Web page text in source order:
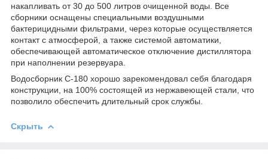
накапливать от 30 до 500 литров очищенной воды. Все
сборники оснащены специальными воздушными
бактерицидными фильтрами, через которые осуществляется
контакт с атмосферой, а также системой автоматики,
обеспечивающей автоматическое отключение дистиллятора
при наполнении резервуара.
Водосборник С-180 хорошо зарекомендовал себя благодаря
конструкции, на 100% состоящей из нержавеющей стали, что
позволило обеспечить длительный срок службы.
Скрыть